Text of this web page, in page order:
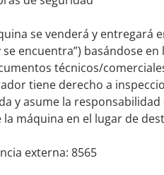
se venderá y entregará
se encuentra”) basándose
técnicos/
tiene derecho a
y asume la
la máquina en el lugar de
externa: 8565